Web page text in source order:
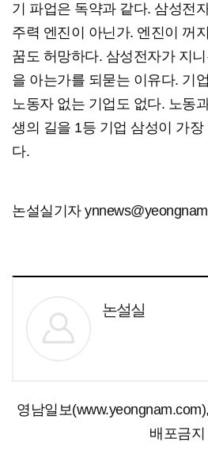
기 파업은 독약과 같다. 삼성전
주력 엔진이 아닌가. 엔진이 꺼
꿈도 허망하다. 삼성전자가 지
을 아는가를 되묻는 이유다. 기
노동자 없는 기업도 없다. 노동
생의 길을 1등 기업 삼성이 가
다.
논설실기자
논설실
영남일보
배포금지